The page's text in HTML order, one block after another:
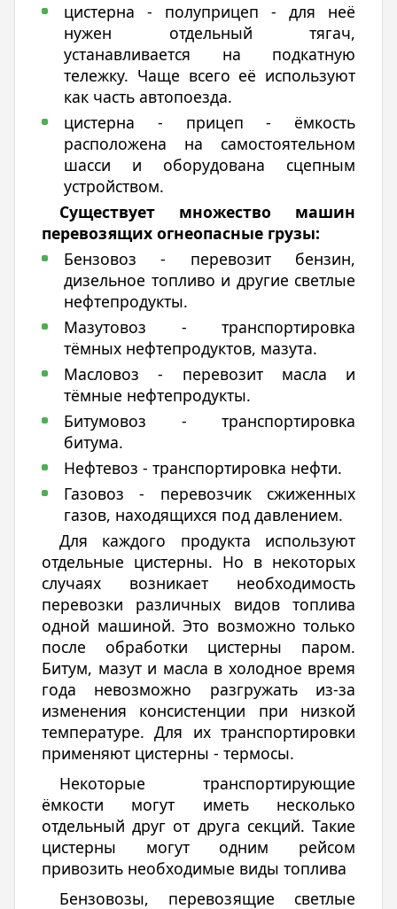
цистерна - полуприцеп - для неё
нужен отдельный тягач,
устанавливается на подкатную
тележку. Чаще всего её используют
как часть автопоезда.
цистерна - прицеп - ёмкость
расположена на самостоятельном
шасси и оборудована сцепным
устройством.
Существует множество машин
перевозящих огнеопасные грузы:
Бензовоз - перевозит бензин,
дизельное топливо и другие светлые
нефтепродукты.
Мазутовоз - транспортировка
тёмных нефтепродуктов, мазута.
Масловоз - перевозит масла и
тёмные нефтепродукты.
Битумовоз - транспортировка
битума.
Нефтевоз - транспортировка нефти.
Газовоз - перевозчик сжиженных
газов, находящихся под давлением.
Для каждого продукта используют
отдельные цистерны. Но в некоторых
случаях возникает необходимость
перевозки различных видов топлива
одной машиной. Это возможно только
после обработки цистерны паром.
Битум, мазут и масла в холодное время
года невозможно разгружать из-за
изменения консистенции при низкой
температуре. Для их транспортировки
применяют цистерны - термосы.
Некоторые транспортирующие
ёмкости могут иметь несколько
отдельный друг от друга секций. Такие
цистерны могут одним рейсом
привозить необходимые виды топлива
Бензовозы, перевозящие светлые